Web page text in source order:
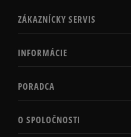
ZÁKAZNÍCKY SERVIS
INFORMÁCIE
PORADCA
O SPOLOČNOSTI